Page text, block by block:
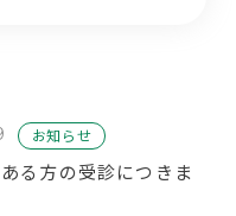
お知らせ
る方の受診につきま